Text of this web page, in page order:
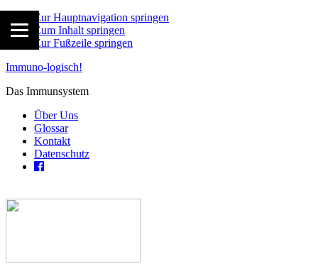
Zur Hauptnavigation springen
Zum Inhalt springen
Zur Fußzeile springen
Immuno-logisch!
Das Immunsystem
Über Uns
Glossar
Kontakt
Datenschutz